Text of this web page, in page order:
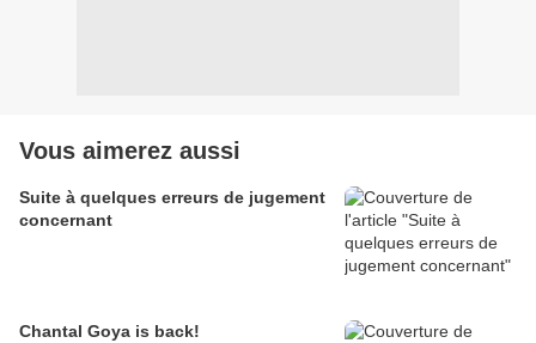
Vous aimerez aussi
Suite à quelques erreurs de jugement
concernant
Chantal Goya is back!